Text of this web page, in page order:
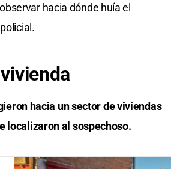
hacia dónde huía el
hacia un sector de viviendas
localizaron al sospechoso.